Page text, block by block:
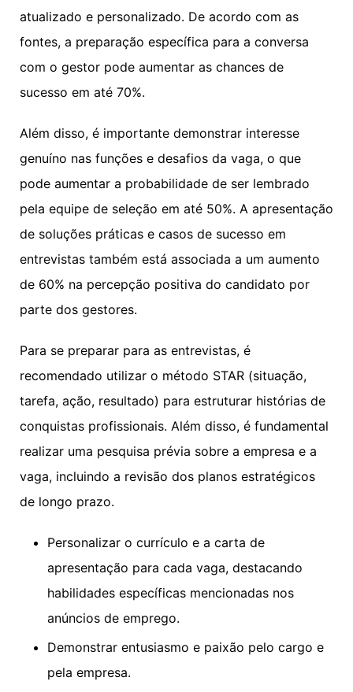
atualizado e personalizado. De acordo com as
fontes, a preparação específica para a conversa
com o gestor pode aumentar as chances de
sucesso em até 70%.
Além disso, é importante demonstrar interesse
genuíno nas funções e desafios da vaga, o que
pode aumentar a probabilidade de ser lembrado
pela equipe de seleção em até 50%. A apresentação
de soluções práticas e casos de sucesso em
entrevistas também está associada a um aumento
de 60% na percepção positiva do candidato por
parte dos gestores.
Para se preparar para as entrevistas, é
recomendado utilizar o método STAR (situação,
tarefa, ação, resultado) para estruturar histórias de
conquistas profissionais. Além disso, é fundamental
realizar uma pesquisa prévia sobre a empresa e a
vaga, incluindo a revisão dos planos estratégicos
de longo prazo.
Personalizar o currículo e a carta de
apresentação para cada vaga, destacando
habilidades específicas mencionadas nos
anúncios de emprego.
Demonstrar entusiasmo e paixão pelo cargo e
pela empresa.